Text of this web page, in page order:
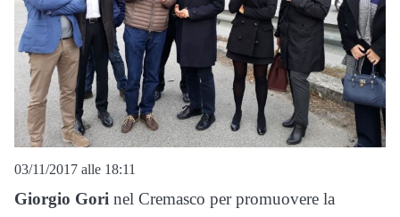
03/11/2017 alle 18:11
Giorgio Gori nel Cremasco per promuovere la